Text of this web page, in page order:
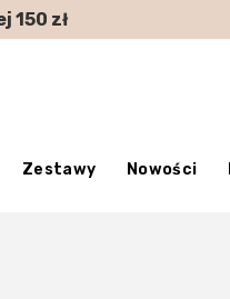
150 zł
Zestawy Nowości